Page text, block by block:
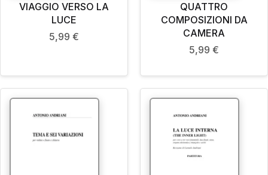
VIAGGIO VERSO LA
LUCE
5,99 €
QUATTRO
COMPOSIZIONI DA
CAMERA
5,99 €